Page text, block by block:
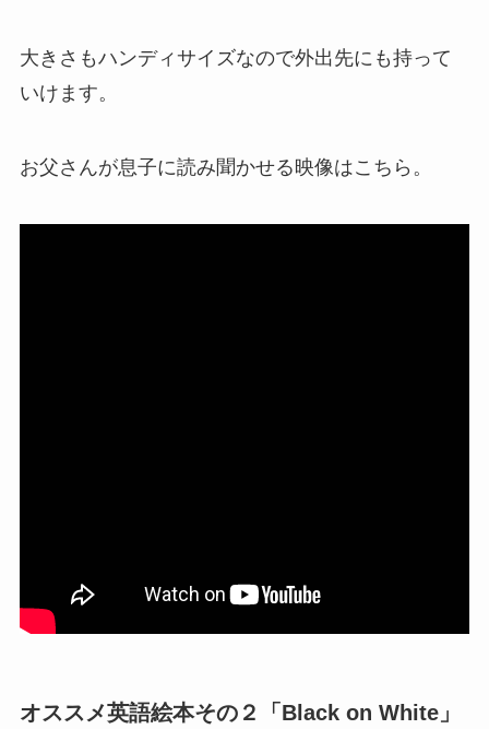
大きさもハンディサイズなので外出先にも持って
いけます。
お父さんが息子に読み聞かせる映像はこちら。
オススメ英語絵本その２「Black on White」